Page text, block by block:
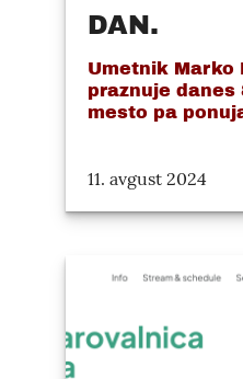
DAN.
Umetnik Marko
praznuje danes
mesto pa
11. avgust 2024